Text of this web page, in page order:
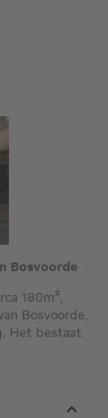
Bosvoorde
180m²,
Bosvoorde,
Het bestaat
uitzicht op
Het